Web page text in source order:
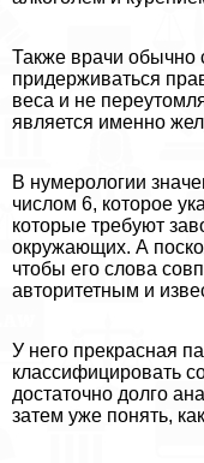
Также врачи обычно
придерживаться
веса и не
является именно
В нумерологии
числом 6, которое
которые требуют
окружающих. А
чтобы его слова
авторитетным и
У него прекрасная
классифицировать
достаточно долго
затем уже понять,